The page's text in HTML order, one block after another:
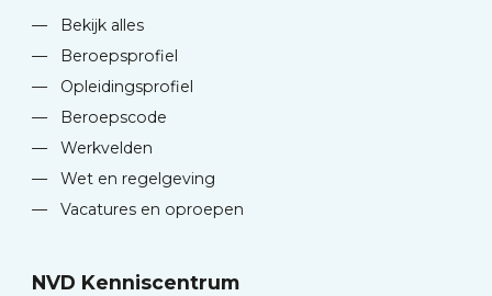
—
Bekijk alles
—
Beroepsprofiel
—
Opleidingsprofiel
—
Beroepscode
—
Werkvelden
—
Wet en regelgeving
—
Vacatures en oproepen
NVD Kenniscentrum